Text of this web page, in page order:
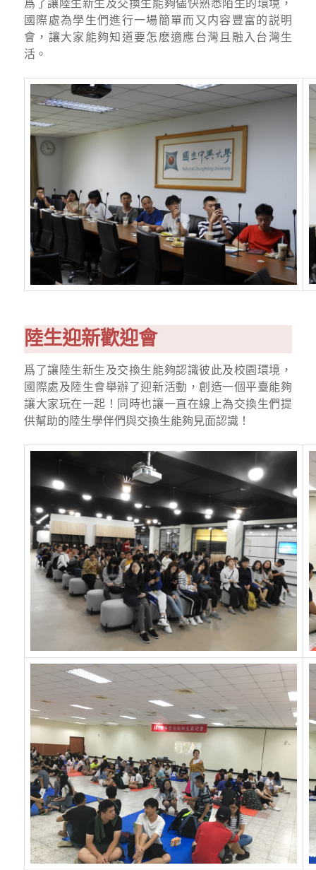
爲了讓陸生新生及交換生能夠儘快熟悉陌生的環境，
國際處為學生們進行一場簡單而又内容豐富的説明
會，讓大家能夠知道要怎麽適應台灣且融入台灣生
活。
陸生迎新歡迎會
爲了讓陸生新生及交換生能夠認識彼此及校園環境，
國際處及陸生會舉辦了迎新活動，創造一個平臺能夠
讓大家玩在一起！同時也讓一直在線上為交換生們提
供幫助的陸生學伴們與交換生能夠見面認識！